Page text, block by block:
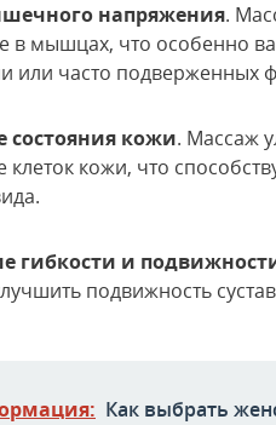
напряжения.
в мышцах, что особенно
или часто подверженных
состояния кожи. Массаж
клеток кожи, что
гибкости и
подвижность
Как выбрать